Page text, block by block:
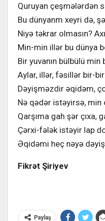
Quruyan çeşmələrdən
Bu dünyanm xeyri də,
Niyə təkrar olmasın?
Min-min illər bu dünya
Bir yuvanın bülbülü
Aylar, illər, fəsillər bir-
Dəyişməzdir əqidəm,
Nə qədər istəyirsə, min
Qarşıma gah şər çıxa,
Çərxi-fələk istəyir lap
Əqidəmi heç nəyə
Fikrət Şiriyev
Paylaş